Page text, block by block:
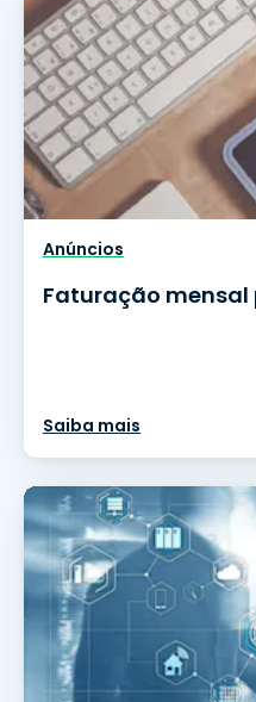
Anúncios
Faturação mensal
Saiba mais